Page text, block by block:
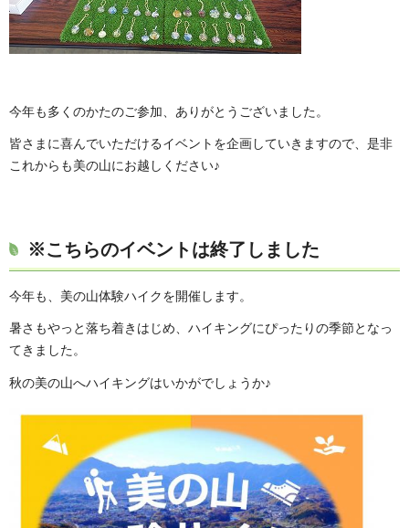
今年も多くのかたのご参加、ありがとうございました。
皆さまに喜んでいただけるイベントを企画していきますので、是非
これからも美の山にお越しください♪
※こちらのイベントは終了しました
今年も、美の山体験ハイクを開催します。
暑さもやっと落ち着きはじめ、ハイキングにぴったりの季節となっ
てきました。
秋の美の山へハイキングはいかがでしょうか♪